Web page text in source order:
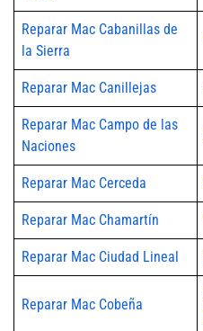
Reparar Mac Cabanillas de
la Sierra
Reparar Mac Canillejas
Reparar Mac Campo de las
Naciones
Reparar Mac Cerceda
Reparar Mac Chamartín
Reparar Mac Ciudad Lineal
Reparar Mac Cobeña